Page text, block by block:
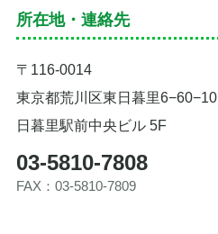
所在地・連絡先
〒116-0014
東京都荒川区東日暮里6−60−10
日暮里駅前中央ビル 5F
03-5810-7808
FAX：03-5810-7809